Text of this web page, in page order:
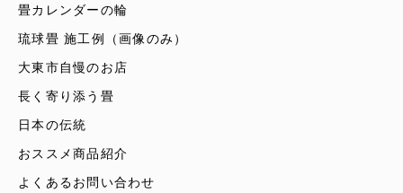
畳カレンダーの輪
琉球畳 施工例（画像のみ）
大東市自慢のお店
長く寄り添う畳
日本の伝統
おススメ商品紹介
よくあるお問い合わせ